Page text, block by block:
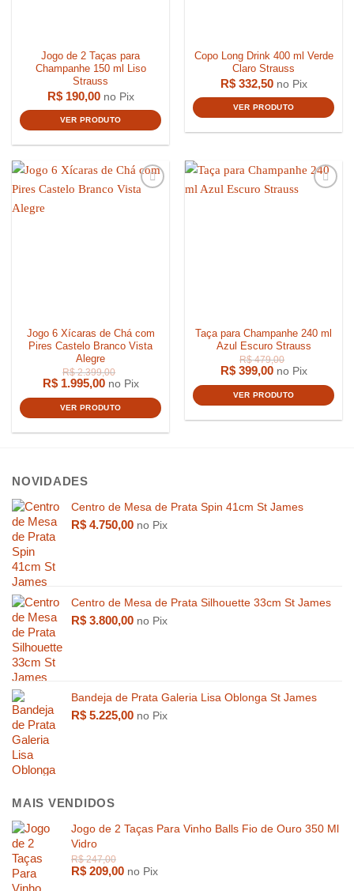
Jogo de 2 Taças para
Champanhe 150 ml Liso
Strauss
R$190,00 no Pix
VER PRODUTO
Copo Long Drink 400 ml Verde
Claro Strauss
R$332,50 no Pix
VER PRODUTO
Jogo 6 Xícaras de Chá com
Pires Castelo Branco Vista
Alegre
R$1.995,00 no Pix
VER PRODUTO
Taça para Champanhe 240 ml
Azul Escuro Strauss
R$399,00 no Pix
VER PRODUTO
NOVIDADES
Centro de Mesa de Prata Spin 41cm St James
R$ 4.750,00 no Pix
Centro de Mesa de Prata Silhouette 33cm St James
R$ 3.800,00 no Pix
Bandeja de Prata Galeria Lisa Oblonga St James
R$ 5.225,00 no Pix
MAIS VENDIDOS
Jogo de 2 Taças Para Vinho Balls Fio de Ouro 350 Ml
Vidro
R$ 209,00 no Pix